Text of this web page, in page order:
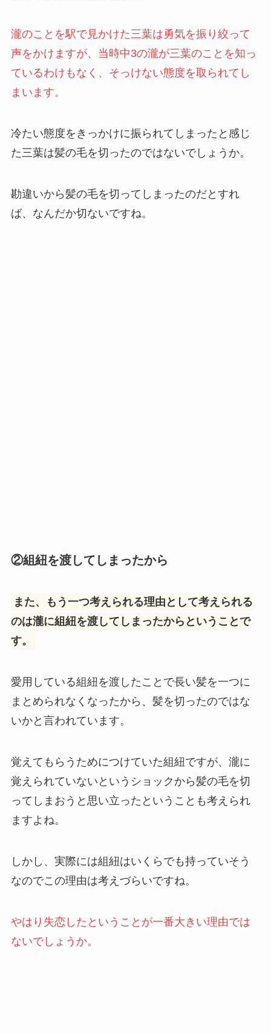
瀧のことを駅で見かけた三葉は勇気を振り絞って
声をかけますが、当時中3の瀧が三葉のことを知っ
ているわけもなく、そっけない態度を取られてし
まいます。
冷たい態度をきっかけに振られてしまったと感じ
た三葉は髪の毛を切ったのではないでしょうか。
勘違いから髪の毛を切ってしまったのだとすれ
ば、なんだか切ないですね。
②組紐を渡してしまったから
また、もう一つ考えられる理由として考えられる
のは瀧に組紐を渡してしまったからということで
す。
愛用している組紐を渡したことで長い髪を一つに
まとめられなくなったから、髪を切ったのではな
いかと言われています。
覚えてもらうためにつけていた組紐ですが、瀧に
覚えられていないというショックから髪の毛を切
ってしまおうと思い立ったということも考えられ
ますよね。
しかし、実際には組紐はいくらでも持っていそう
なのでこの理由は考えづらいですね。
やはり失恋したということが一番大きい理由では
ないでしょうか。